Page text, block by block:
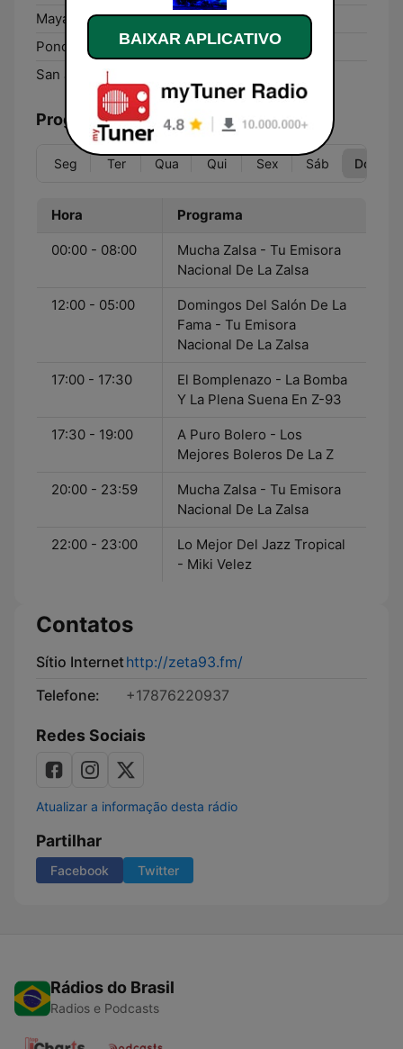
Mayagüez: 97.5 FM
Ponce:
93.3 FM
San Juan:
93.7 FM
Programação
Seg Ter Qua Qui Sex Sáb Dom
Hora Programa
00:00 - 08:00
Mucha Zalsa - Tu Emisora
Nacional De La Zalsa
12:00 - 05:00
Domingos Del Salón De La
Fama - Tu Emisora
Nacional De La Zalsa
17:00 - 17:30
El Bomplenazo - La Bomba
Y La Plena Suena En Z-93
17:30 - 19:00
A Puro Bolero - Los
Mejores Boleros De La Z
20:00 - 23:59
Mucha Zalsa - Tu Emisora
Nacional De La Zalsa
22:00 - 23:00
Lo Mejor Del Jazz Tropical
- Miki Velez
Contatos
Sítio Internethttp://zeta93.fm/
Telefone:
+17876220937
Redes Sociais
Atualizar a informação desta rádio
Partilhar
Facebook Twitter
Rádios do Brasil
Radios e Podcasts
BAIXAR APLICATIVO